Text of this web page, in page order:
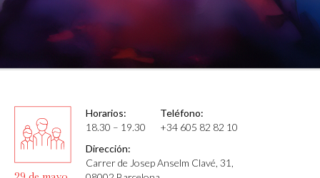
Horarios:
18.30 – 19.30
Teléfono:
+34 605 82 82 10
Dirección:
Carrer de Josep Anselm Clavé, 31,